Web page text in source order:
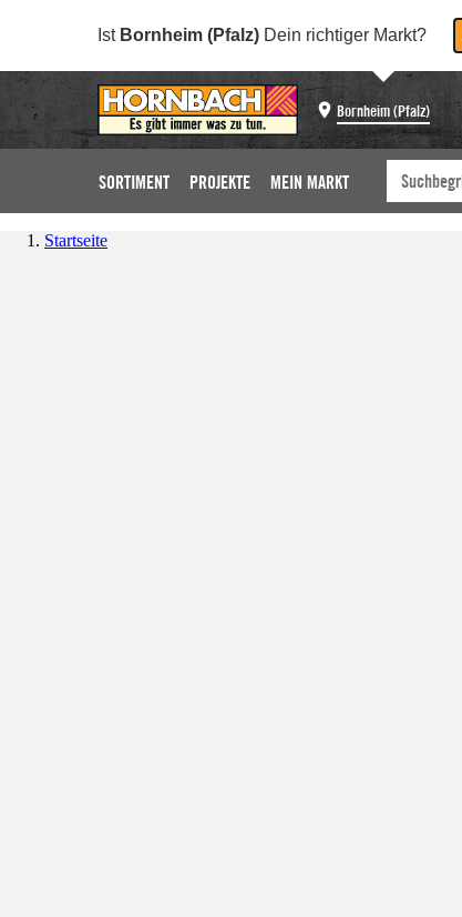
Ist Bornheim (Pfalz) Dein richtiger Markt?
Bornheim (Pfalz)
SORTIMENT PROJEKTE MEIN MARKT
Startseite